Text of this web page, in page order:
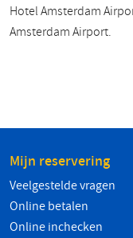
Hotel Amsterdam
Amsterdam Airport.
Mijn reservering
Veelgestelde vragen
Online betalen
Online inchecken